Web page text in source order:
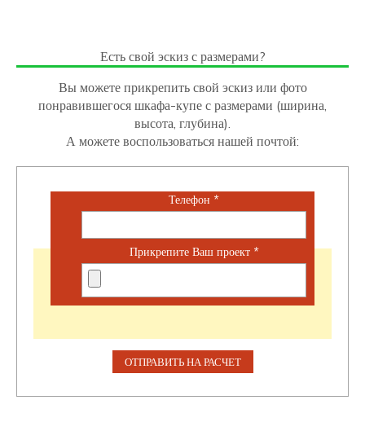
Есть свой эскиз с размерами?
Вы можете прикрепить свой эскиз или фото
понравившегося шкафа-купе с размерами (ширина,
высота, глубина).
А можете воспользоваться нашей почтой:
Телефон *
Прикрепите Ваш проект *